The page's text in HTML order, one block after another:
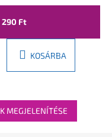
290 Ft
KOSÁRBA
MEGJELENÍTÉSE